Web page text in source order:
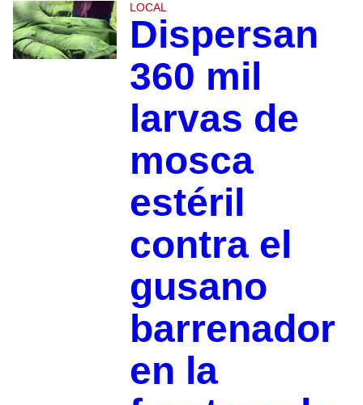
LOCAL
Dispersan
360 mil
larvas de
mosca
estéril
contra el
gusano
barrenador
en la